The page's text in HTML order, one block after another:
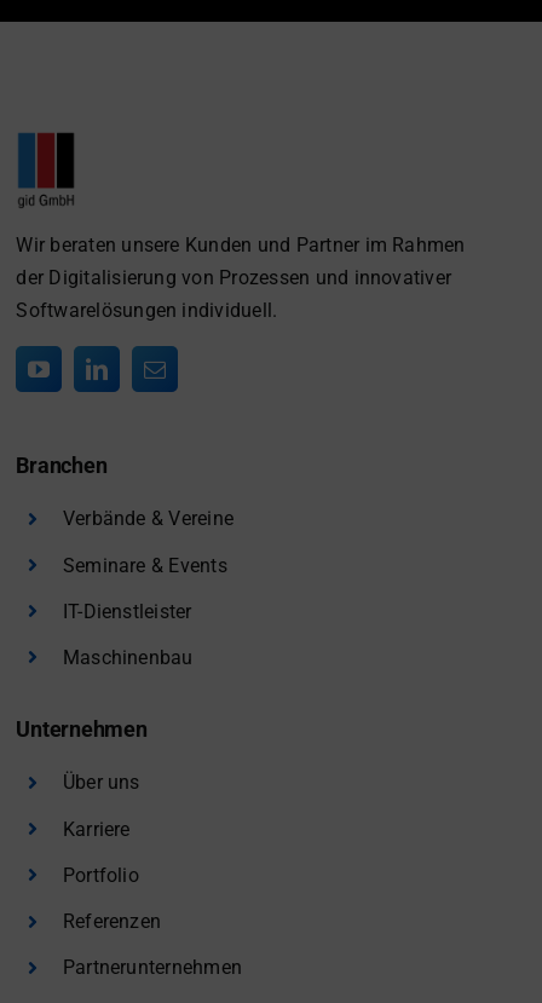
Wir beraten unsere Kunden und Partner im Rahmen
der Digitalisierung von Prozessen und innovativer
Softwarelösungen individuell.
Branchen
Verbände & Vereine
Seminare & Events
IT-Dienstleister
Maschinenbau
Unternehmen
Über uns
Karriere
Portfolio
Referenzen
Partnerunternehmen